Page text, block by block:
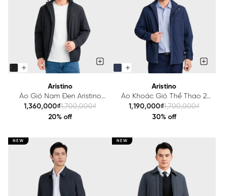
Aristino
Áo Gió Nam Đen Aristino
Trượt Nước Thời Trang Tiện
Dụng AJK004EDP01
1,360,000₫1,700,000₫
20% off
Aristino
Áo Khoác Gió Thể Thao 2
Lớp Nam Xanh Tím Than
Aristino Regular Fit
1,190,000₫1,700,000₫
30% off
NEW NEW